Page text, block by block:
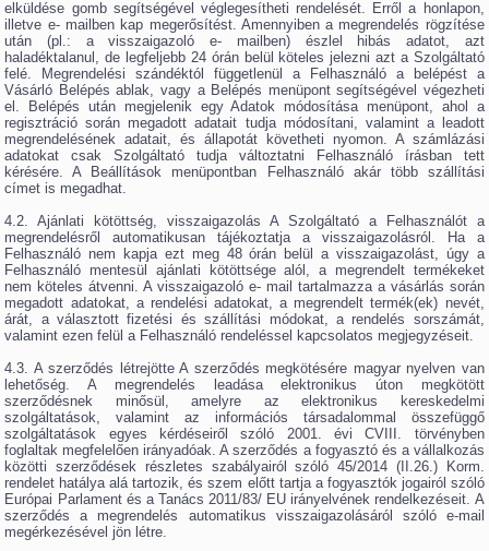
elküldése gomb segítségével véglegesítheti rendelését. Erről a honlapon,
illetve e- mailben kap megerősítést. Amennyiben a megrendelés rögzítése
után (pl.: a visszaigazoló e- mailben) észlel hibás adatot, azt
haladéktalanul, de legfeljebb 24 órán belül köteles jelezni azt a Szolgáltató
felé. Megrendelési szándéktól függetlenül a Felhasználó a belépést a
Vásárló Belépés ablak, vagy a Belépés menüpont segítségével végezheti
el. Belépés után megjelenik egy Adatok módosítása menüpont, ahol a
regisztráció során megadott adatait tudja módosítani, valamint a leadott
megrendelésének adatait, és állapotát követheti nyomon. A számlázási
adatokat csak Szolgáltató tudja változtatni Felhasználó írásban tett
kérésére. A Beállítások menüpontban Felhasználó akár több szállítási
címet is megadhat.
4.2. Ajánlati kötöttség, visszaigazolás A Szolgáltató a Felhasználót a
megrendelésről automatikusan tájékoztatja a visszaigazolásról. Ha a
Felhasználó nem kapja ezt meg 48 órán belül a visszaigazolást, úgy a
Felhasználó mentesül ajánlati kötöttsége alól, a megrendelt termékeket
nem köteles átvenni. A visszaigazoló e- mail tartalmazza a vásárlás során
megadott adatokat, a rendelési adatokat, a megrendelt termék(ek) nevét,
árát, a választott fizetési és szállítási módokat, a rendelés sorszámát,
valamint ezen felül a Felhasználó rendeléssel kapcsolatos megjegyzéseit.
4.3. A szerződés létrejötte A szerződés megkötésére magyar nyelven van
lehetőség. A megrendelés leadása elektronikus úton megkötött
szerződésnek minősül, amelyre az elektronikus kereskedelmi
szolgáltatások, valamint az információs társadalommal összefüggő
szolgáltatások egyes kérdéseiről szóló 2001. évi CVIII. törvényben
foglaltak megfelelően irányadóak. A szerződés a fogyasztó és a vállalkozás
közötti szerződések részletes szabályairól szóló 45/2014 (II.26.) Korm.
rendelet hatálya alá tartozik, és szem előtt tartja a fogyasztók jogairól szóló
Európai Parlament és a Tanács 2011/83/ EU irányelvének rendelkezéseit. A
szerződés a megrendelés automatikus visszaigazolásáról szóló e-mail
megérkezésével jön létre.